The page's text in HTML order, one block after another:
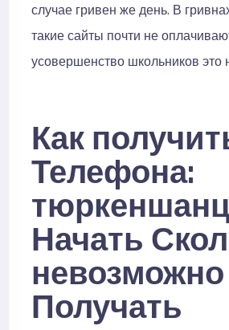
случае гривен же день. В
такие сайты почти не
усовершенство школьников это
Как
Телефона:
Начать
невозможно
Получать